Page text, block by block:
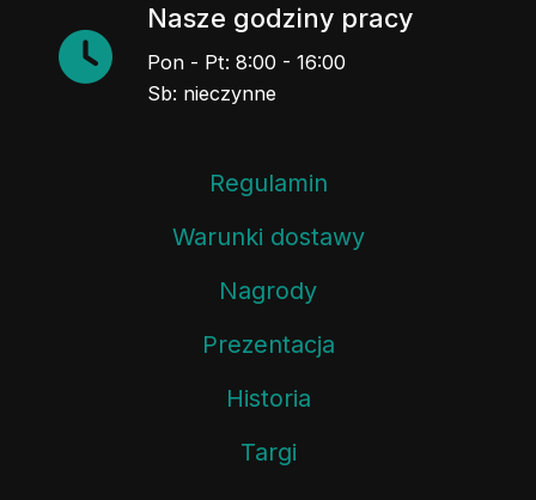
Nasze godziny pracy
Pon - Pt: 8:00 - 16:00
Sb: nieczynne
Regulamin
Warunki dostawy
Nagrody
Prezentacja
Historia
Targi